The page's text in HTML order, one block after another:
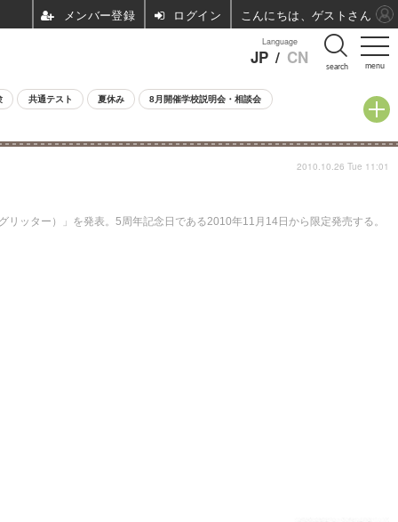
menu
Language
JP / CN search
共通テスト 夏休み 8月開催学校説明会・相談会
ッター）」を発表。5周年記念日である2010年11月14日から限定発売する。
2010.10.26 Tue 11:01
ログイン こんにちは、ゲストさん